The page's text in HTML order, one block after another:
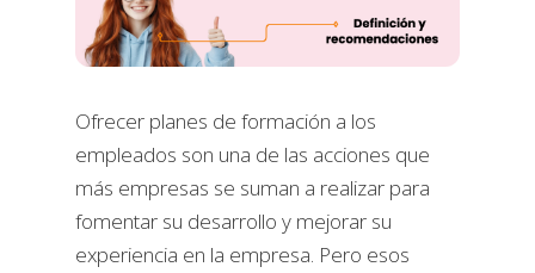
Ofrecer planes de formación a los
empleados son una de las acciones que
más empresas se suman a realizar para
fomentar su desarrollo y mejorar su
experiencia en la empresa. Pero esos